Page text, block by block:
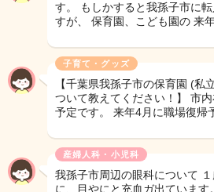
す。 もしかすると我孫子市に
すが、 保育園、こども園の 来
子育て・グッズ
【千葉県我孫子市の保育園 (私
ついて教えてください！】 市
予定です。 来年4月に職場復帰
産婦人科・小児科
我孫子市周辺の眼科について
に、目やにと充血ガ出ていま